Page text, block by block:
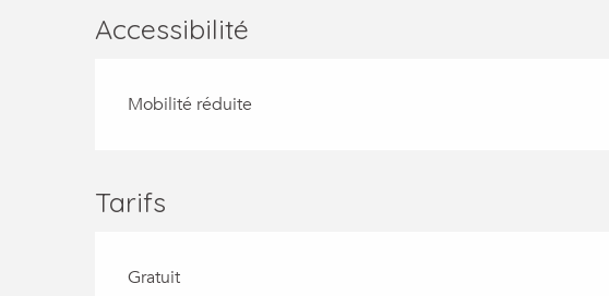
Accessibilité
Mobilité réduite
Tarifs
Gratuit